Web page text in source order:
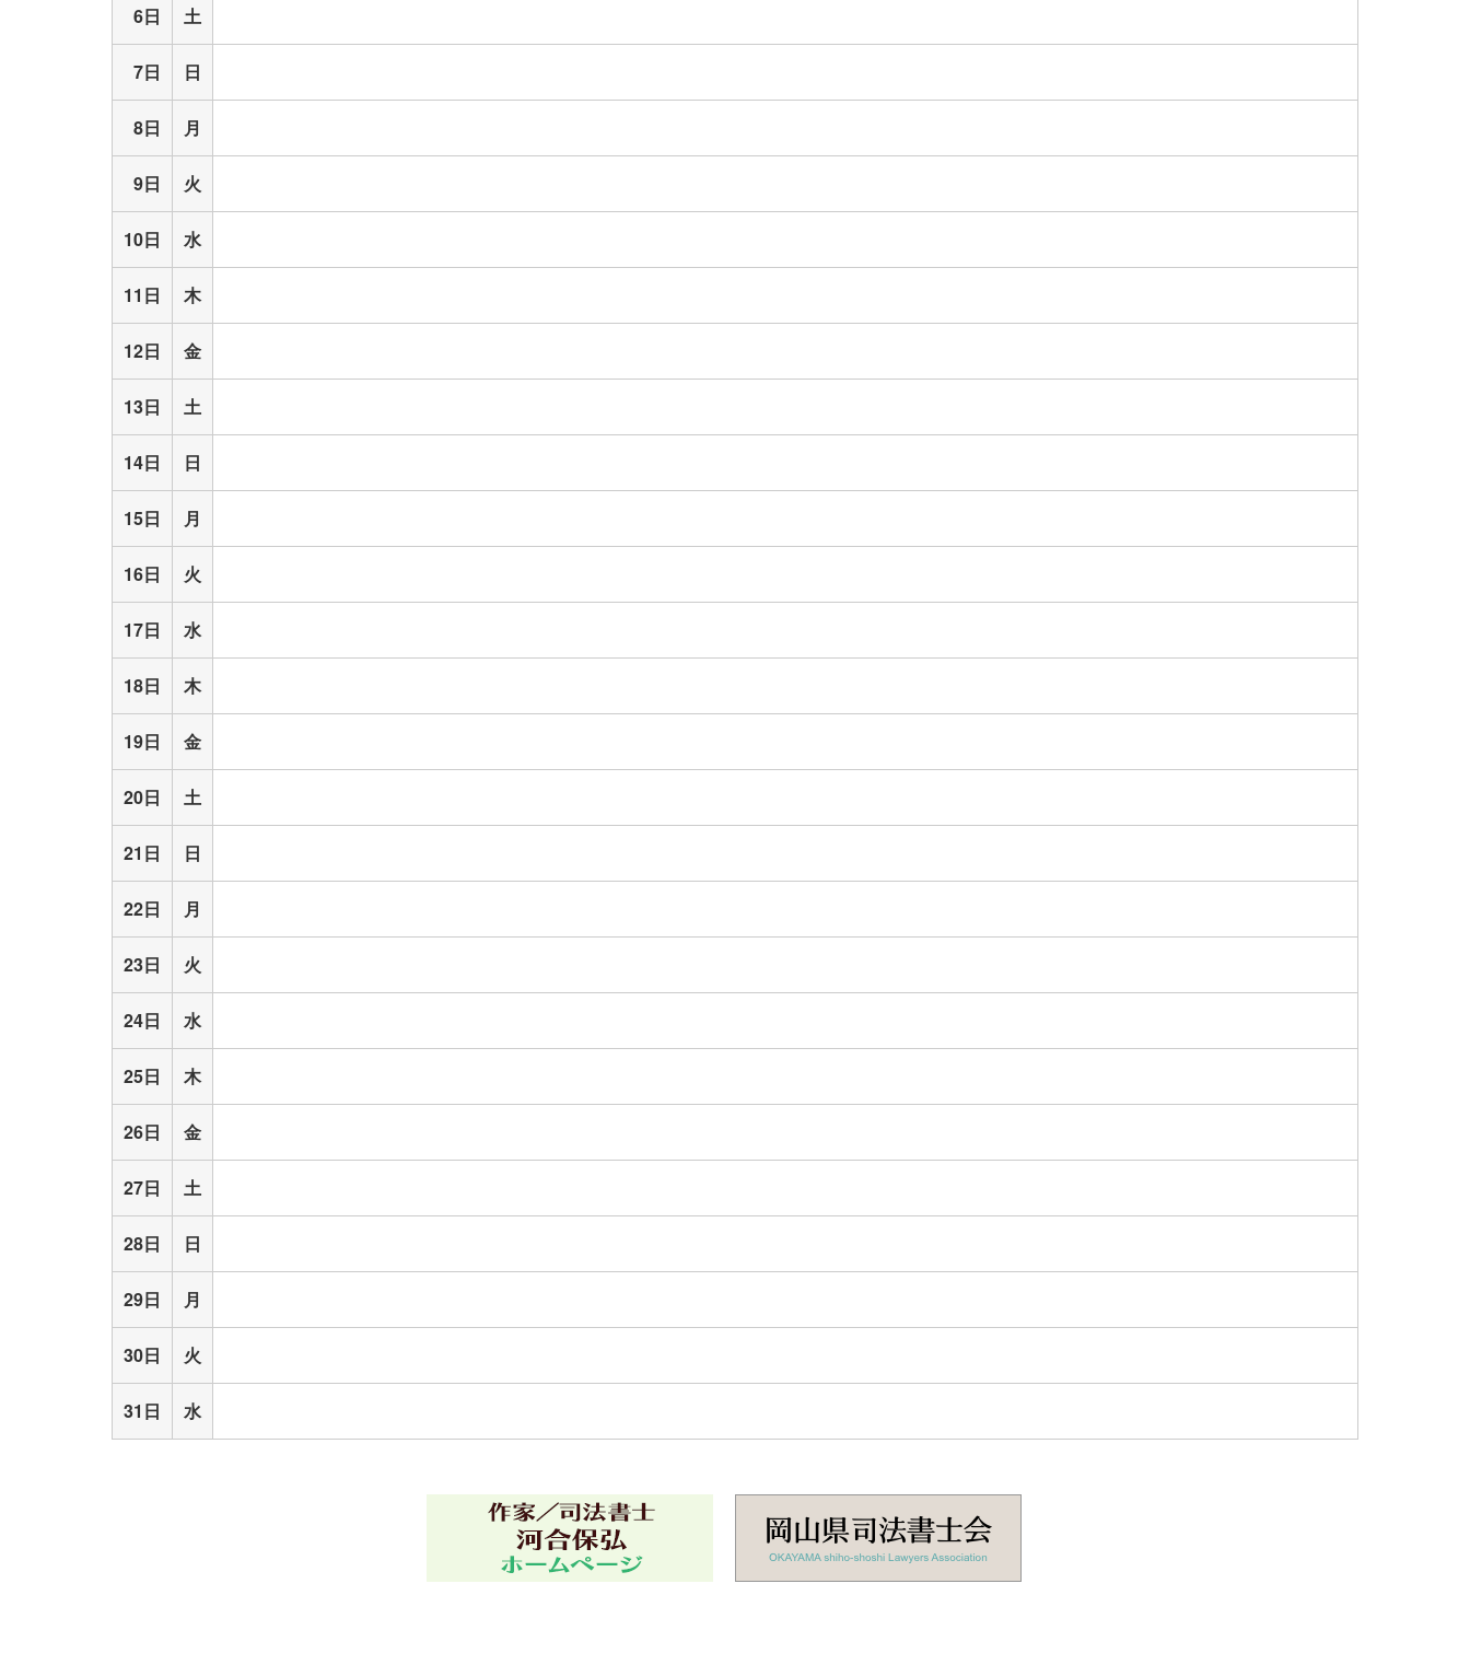
6日 土
7日 日
8日 月
9日 火
10日 水
11日 木
12日 金
13日 土
14日 日
15日 月
16日 火
17日 水
18日 木
19日 金
20日 土
21日 日
22日 月
23日 火
24日 水
25日 木
26日 金
27日 土
28日 日
29日 月
30日 火
31日 水